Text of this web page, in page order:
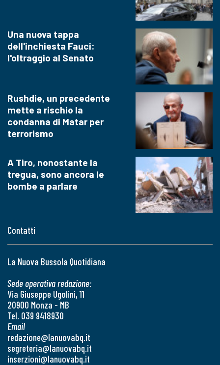
Contatti
La Nuova Bussola Quotidiana
Sede operativa redazione:
Via Giuseppe Ugolini, 11
20900 Monza - MB
Tel. 039 9418930
Email
redazione@lanuovabq.it
segreteria@lanuovabq.it
inserzioni@lanuovabq.it
Una nuova tappa
dell'inchiesta Fauci:
l'oltraggio al Senato
Rushdie, un precedente
mette a rischio la
condanna di Matar per
terrorismo
A Tiro, nonostante la
tregua, sono ancora le
bombe a parlare